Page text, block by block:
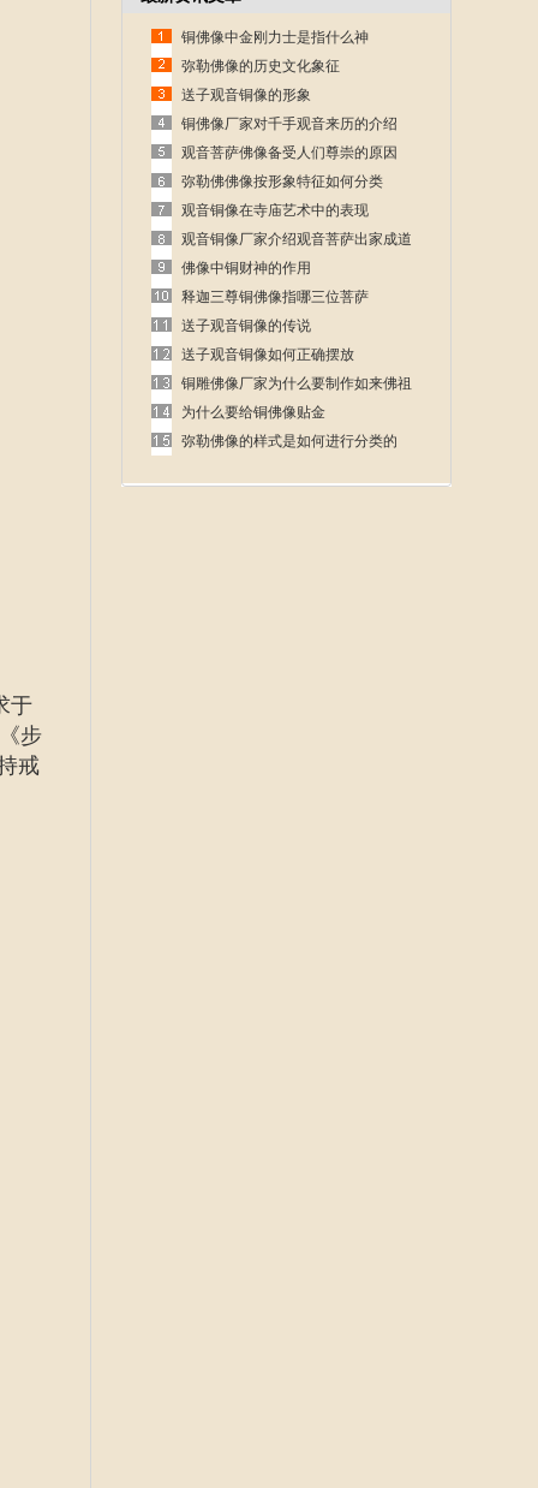
于
步
戒
铜佛像中金刚力士是指什么神
弥勒佛像的历史文化象征
送子观音铜像的形象
铜佛像厂家对千手观音来历的介绍
观音菩萨佛像备受人们尊崇的原因
弥勒佛佛像按形象特征如何分类
观音铜像在寺庙艺术中的表现
观音铜像厂家介绍观音菩萨出家成道
的故事
佛像中铜财神的作用
释迦三尊铜佛像指哪三位菩萨
送子观音铜像的传说
送子观音铜像如何正确摆放
铜雕佛像厂家为什么要制作如来佛祖
呢
为什么要给铜佛像贴金
弥勒佛像的样式是如何进行分类的